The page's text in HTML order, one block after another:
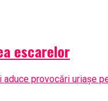
escarelor
provocări uriașe